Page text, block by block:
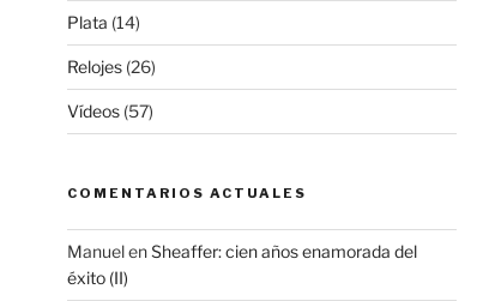
Plata (14)
Relojes(26)
Vídeos(57)
COMENTARIOS ACTUALES
ManuelenSheaffer: cien años enamorada del
éxito (II)